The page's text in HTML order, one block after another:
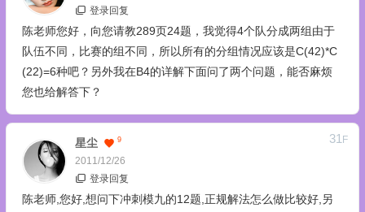
登录回复
陈老师您好，向您请教289页24题，我觉得4个队分成两组由于
队伍不同，比赛的组不同，所以所有的分组情况应该是C(42)*C
(22)=6种吧？另外我在B4的详解下面问了两个问题，能否麻烦
您也给解答下？
星尘 9
2011/12/26
31 F
登录回复
陈老师,您好,想问下冲刺模九的12题,正规解法怎么做比较好,另